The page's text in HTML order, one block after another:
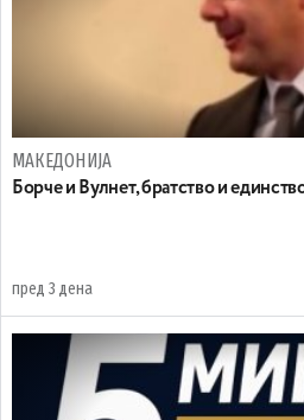
МАКЕДОНИЈА
Борче и Вулнет, братство и
пред 3 дена